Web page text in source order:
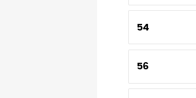
54
56